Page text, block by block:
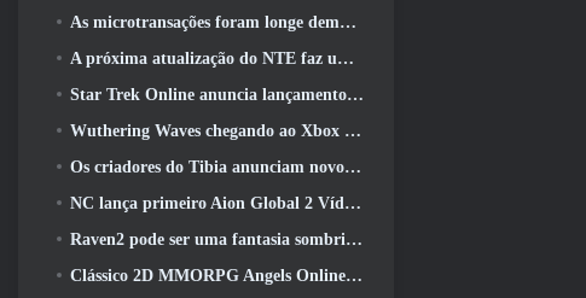
As microtransações foram longe demais em jogos gratuitos?
A próxima atualização do NTE faz uma pequena viagem paralela a um jogo de mesa de fantasia
Star Trek Online anuncia lançamento da próxima temporada “Undiscovered”
Wuthering Waves chegando ao Xbox junto com a versão 3.5 Atualizar
Os criadores do Tibia anunciam novo teste do MMORPG de zumbis da velha escola, Persistir on-line
NC lança primeiro Aion Global 2 Vídeo do desenvolvedor, Compartilhando detalhes sobre o jogo
Raven2 pode ser uma fantasia sombria, Mas isso não impede a diversão do verão
Clássico 2D MMORPG Angels Online Global é lançado hoje